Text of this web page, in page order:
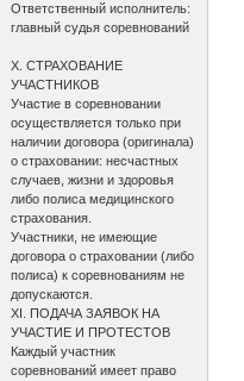
Ответственный исполнитель:
главный судья соревнований
X. СТРАХОВАНИЕ
УЧАСТНИКОВ
Участие в соревновании
осуществляется только при
наличии договора (оригинала)
о страховании: несчастных
случаев, жизни и здоровья
либо полиса медицинского
страхования.
Участники, не имеющие
договора о страховании (либо
полиса) к соревнованиям не
допускаются.
XI. ПОДАЧА ЗАЯВОК НА
УЧАСТИЕ И ПРОТЕСТОВ
Каждый участник
соревнований имеет право